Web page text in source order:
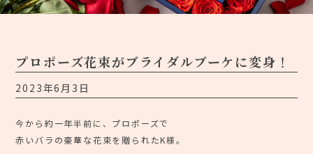
プロポーズ花束がブライダルブーケに変身！
2023年6月3日
今から約一年半前に、プロポーズで
赤いバラの豪華な花束を贈られたK様。